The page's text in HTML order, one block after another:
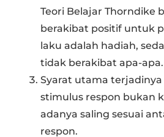
Teori Belajar Thorndike
berakibat positif untuk
laku adalah hadiah,
tidak berakibat apa-apa.
Syarat utama
stimulus respon bukan
adanya saling sesuai
respon.